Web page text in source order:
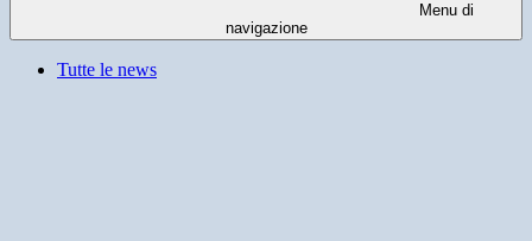
Menu di
navigazione
Tutte le news